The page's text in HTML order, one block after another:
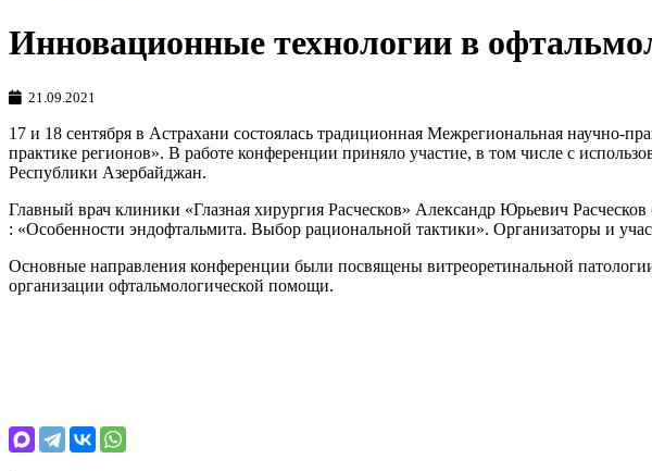
Инновационные технологии в
21.09.2021
17 и 18 сентября в Астрахани состоялась традиционная Межрегиональная научно-
практике регионов». В работе конференции приняло участие, в том числе с
Республики Азербайджан.
Главный врач клиники «Глазная хирургия Расческов» Александр Юрьевич
: «Особенности эндофтальмита. Выбор рациональной тактики». Организаторы и
Основные направления конференции были посвящены витреоретинальной
организации офтальмологической помощи.